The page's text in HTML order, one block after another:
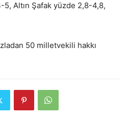
5, Altın Şafak yüzde 2,8-4,8,
50 milletvekili hakkı